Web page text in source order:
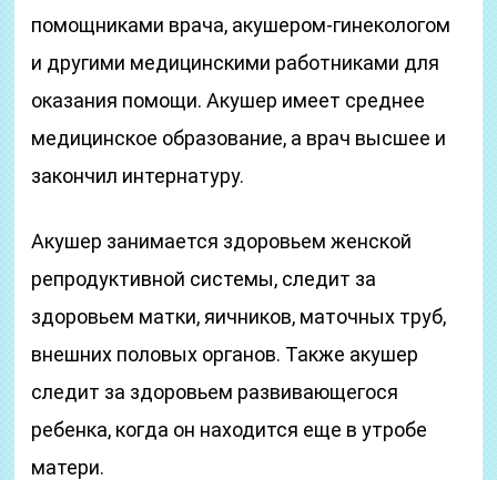
помощниками врача, акушером-гинекологом
и другими медицинскими работниками для
оказания помощи. Акушер имеет среднее
медицинское образование, а врач высшее и
закончил интернатуру.
Акушер занимается здоровьем женской
репродуктивной системы, следит за
здоровьем матки, яичников, маточных труб,
внешних половых органов. Также акушер
следит за здоровьем развивающегося
ребенка, когда он находится еще в утробе
матери.